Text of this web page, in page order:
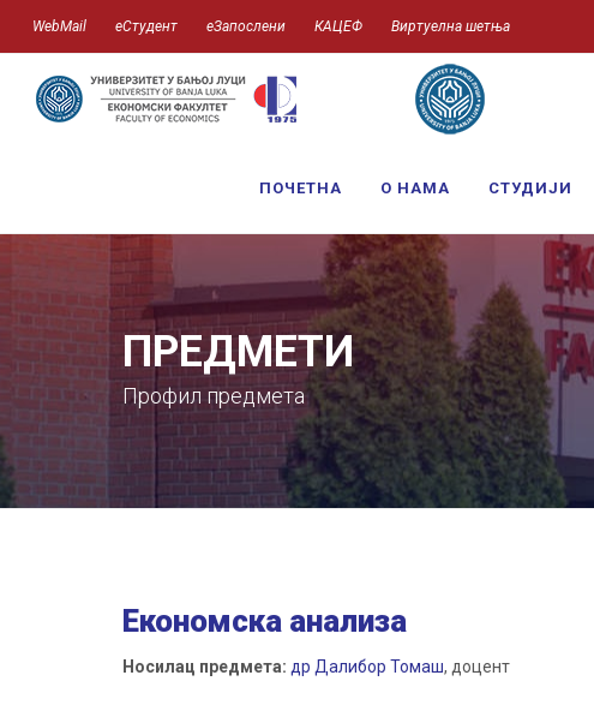
WebMail еСтудент еЗапослени КАЦЕФ Виртуелна шетња
ПОЧЕТНА О НАМА СТУДИЈИ
ПРЕДМЕТИ
Профил предмета
Економска анализа
Носилац предмета: др Далибор Томаш, доцент